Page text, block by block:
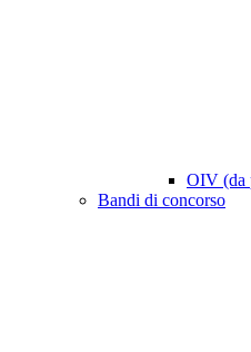
OIV (da
Bandi di concorso